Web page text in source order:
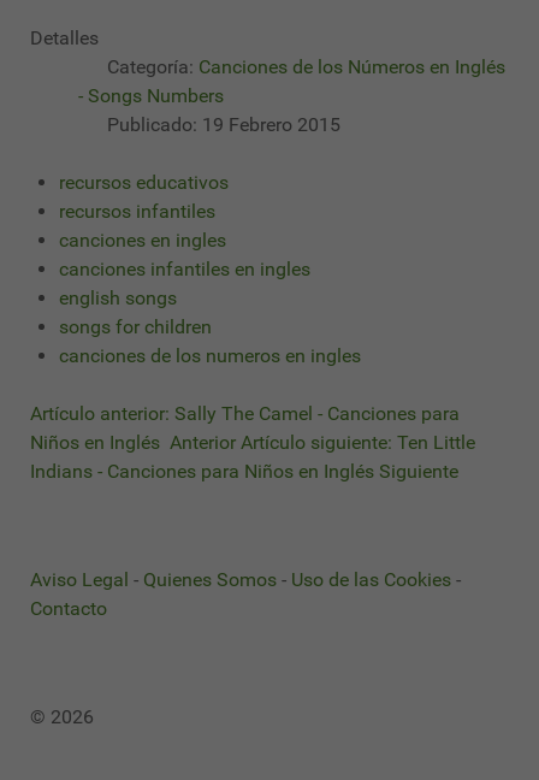
Detalles
Categoría: Canciones de los Números en Inglés
- Songs Numbers
Publicado: 19 Febrero 2015
recursos educativos
recursos infantiles
canciones en ingles
canciones infantiles en ingles
english songs
songs for children
canciones de los numeros en ingles
Artículo anterior: Sally The Camel - Canciones para
Niños en Inglés Anterior Artículo siguiente: Ten Little
Indians - Canciones para Niños en Inglés Siguiente
Aviso Legal - Quienes Somos - Uso de las Cookies -
Contacto
© 2026